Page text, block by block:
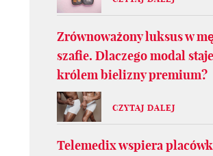
Zrównoważony luksus w
szafie. Dlaczego modal
królem bielizny premium?
CZYTAJ DALEJ
Telemedix wspiera